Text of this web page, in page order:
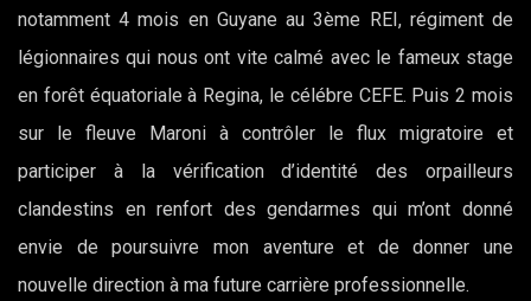
notamment 4 mois en Guyane au 3ème REI, régiment de
légionnaires qui nous ont vite calmé avec le fameux stage
en forêt équatoriale à Regina, le célébre CEFE. Puis 2 mois
sur le fleuve Maroni à contrôler le flux migratoire et
participer à la vérification d’identité des orpailleurs
clandestins en renfort des gendarmes qui m’ont donné
envie de poursuivre mon aventure et de donner une
nouvelle direction à ma future carrière professionnelle.